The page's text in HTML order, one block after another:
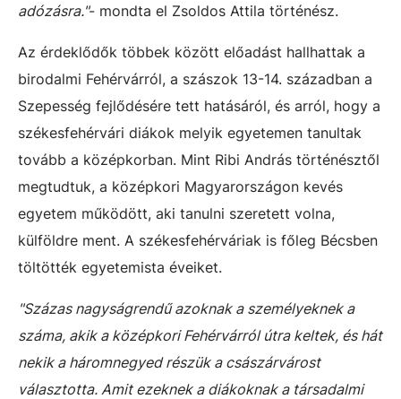
adózásra."- mondta el Zsoldos Attila történész.
Az érdeklődők többek között előadást hallhattak a
birodalmi Fehérvárról, a szászok 13-14. században a
Szepesség fejlődésére tett hatásáról, és arról, hogy a
székesfehérvári diákok melyik egyetemen tanultak
tovább a középkorban. Mint Ribi András történésztől
megtudtuk, a középkori Magyarországon kevés
egyetem működött, aki tanulni szeretett volna,
külföldre ment. A székesfehérváriak is főleg Bécsben
töltötték egyetemista éveiket.
"Százas nagyságrendű azoknak a személyeknek a
száma, akik a középkori Fehérvárról útra keltek, és hát
nekik a háromnegyed részük a császárvárost
választotta. Amit ezeknek a diákoknak a társadalmi